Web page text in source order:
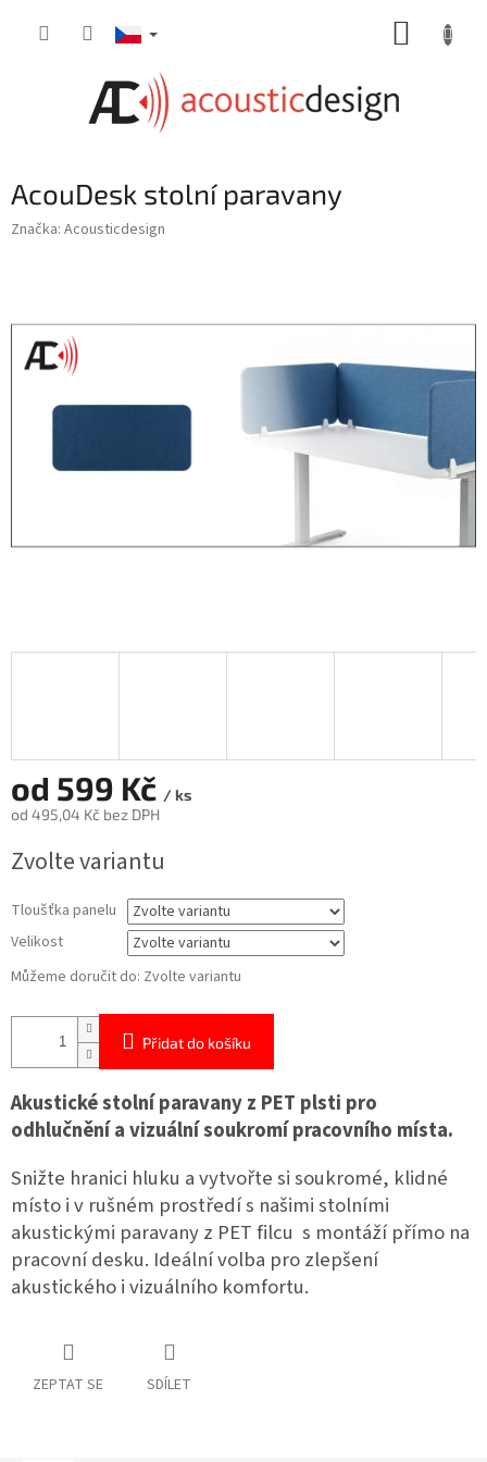
AcouDesk stolní paravany
Značka: Acousticdesign
od 599 Kč / ks
od 495,04 Kč bez DPH
cena:
Zvolte variantu
Tloušťka panelu
Velikost
Můžeme doručit do: Zvolte variantu
Přidat do košíku
Akustické stolní paravany z PET plsti pro
odhlučnění a vizuální soukromí pracovního místa.
Snižte hranici hluku a vytvořte si soukromé, klidné
místo i v rušném prostředí s našimi stolními
akustickými paravany z PET filcu s montáží přímo na
pracovní desku. Ideální volba pro zlepšení
akustického i vizuálního komfortu.
ZEPTAT SE SDÍLET